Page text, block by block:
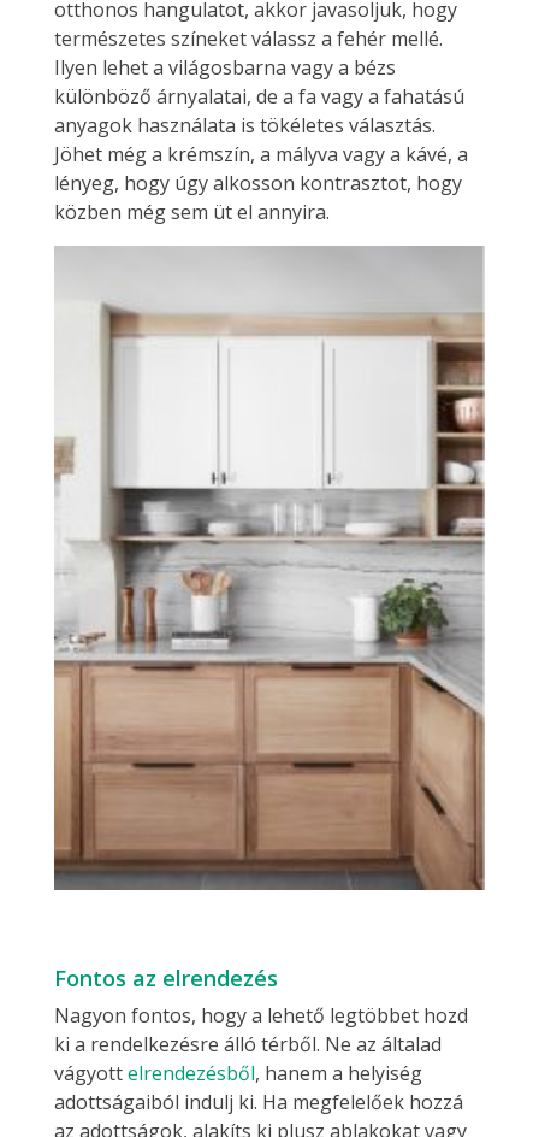
otthonos hangulatot, akkor javasoljuk, hogy
természetes színeket válassz a fehér mellé.
Ilyen lehet a világosbarna vagy a bézs
különböző árnyalatai, de a fa vagy a fahatású
anyagok használata is tökéletes választás.
Jöhet még a krémszín, a mályva vagy a kávé, a
lényeg, hogy úgy alkosson kontrasztot, hogy
közben még sem üt el annyira.
Fontos az elrendezés
Nagyon fontos, hogy a lehető legtöbbet hozd
ki a rendelkezésre álló térből. Ne az általad
vágyottelrendezésből, hanem a helyiség
adottságaiból indulj ki. Ha megfelelőek hozzá
az adottságok, alakíts ki plusz ablakokat vagy